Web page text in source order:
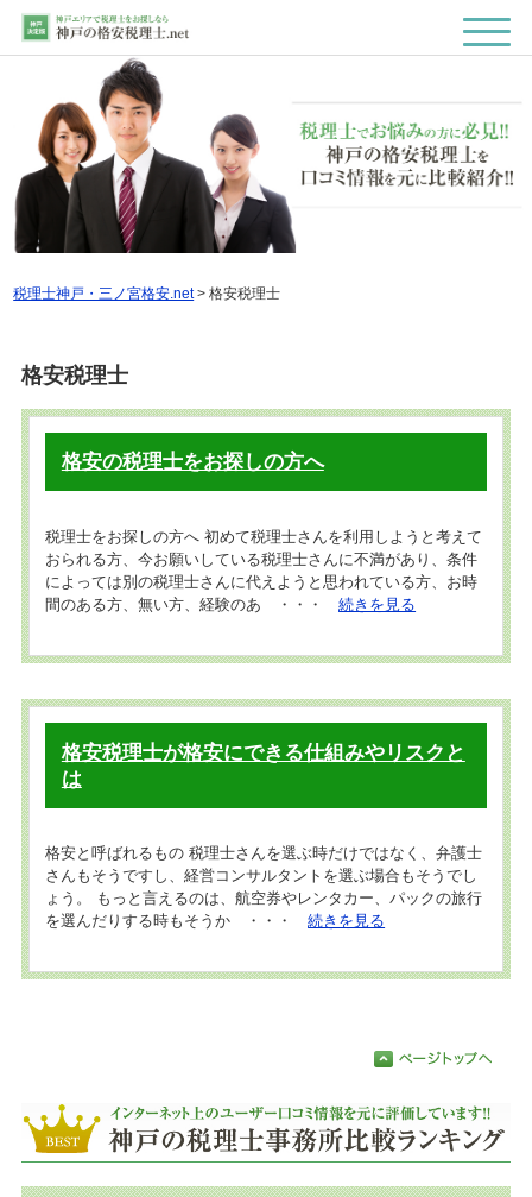
税理士神戸・三ノ宮格安.net>格安税理士
格安税理士
格安の税理士をお探しの方へ
税理士をお探しの方へ 初めて税理士さんを利用しようと考えて
おられる方、今お願いしている税理士さんに不満があり、条件
によっては別の税理士さんに代えようと思われている方、お時
間のある方、無い方、経験のあ ・・・続きを見る
格安税理士が格安にできる仕組みやリスクと
は
格安と呼ばれるもの 税理士さんを選ぶ時だけではなく、弁護士
さんもそうですし、経営コンサルタントを選ぶ場合もそうでし
ょう。 もっと言えるのは、航空券やレンタカー、パックの旅行
を選んだりする時もそうか ・・・続きを見る